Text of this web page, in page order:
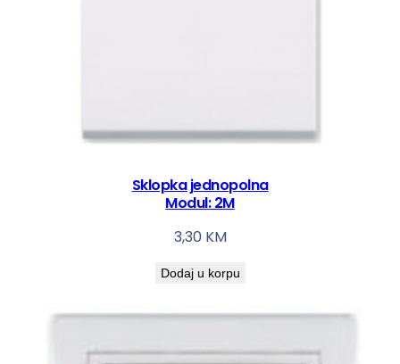
Sklopka jednopolna
Modul: 2M
3,30 KM
Dodaj u korpu